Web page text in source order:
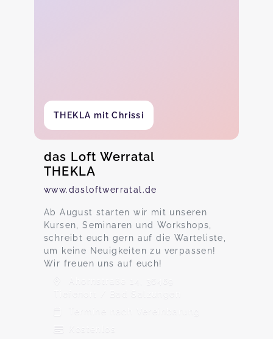
THEKLA mit Chrissi
das Loft Werratal
THEKLA
www.dasloftwerratal.de
Ab August starten wir mit unseren
Kursen, Seminaren und Workshops,
schreibt euch gern auf die Warteliste,
um keine Neuigkeiten zu verpassen!
Wir freuen uns auf euch!
Ahornstraße 14, 36469
Tiefenort / Bad Salzungen
Termine nach Vereinbarung